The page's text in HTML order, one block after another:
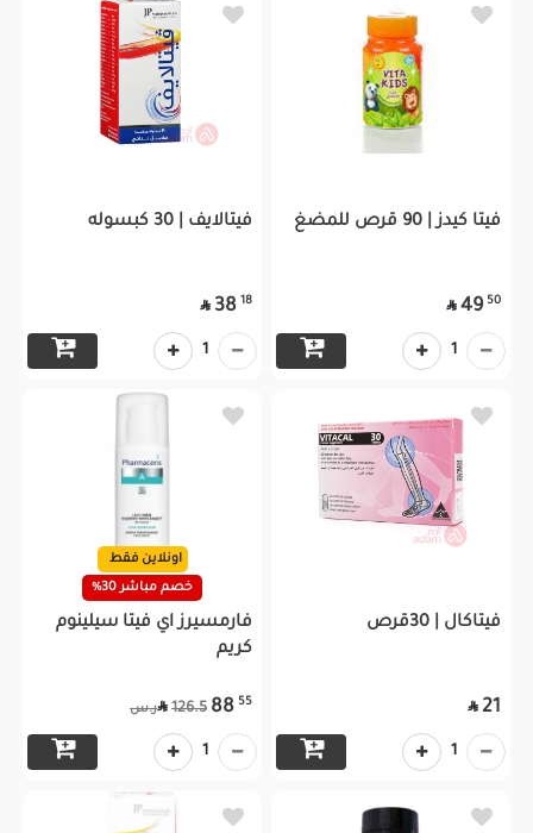
فيتا كيدز | 90 قرص للمضغ
50
49

1
فيتالايف | 30 كبسوله
18
38

1
فيتاكال | 30قرص
21

1
اونلاين فقط
خصم مباشر 30%
فارمسيرز اي فيتا سيلينوم
كريم
55
88
 126.5 ر.س
1